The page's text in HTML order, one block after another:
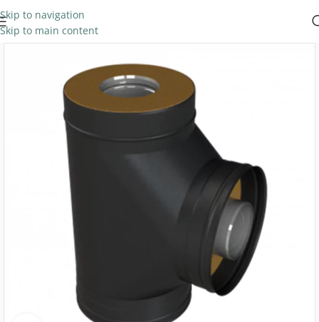
Skip to navigation
Skip to main content